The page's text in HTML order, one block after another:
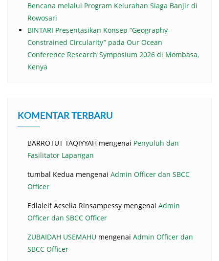
Bencana melalui Program Kelurahan Siaga Banjir di
Rowosari
BINTARI Presentasikan Konsep “Geography-
Constrained Circularity” pada Our Ocean
Conference Research Symposium 2026 di Mombasa,
Kenya
KOMENTAR TERBARU
BARROTUT TAQIYYAH mengenai Penyuluh dan
Fasilitator Lapangan
tumbal Kedua mengenai Admin Officer dan SBCC
Officer
Edlaleif Acselia Rinsampessy mengenai Admin
Officer dan SBCC Officer
ZUBAIDAH USEMAHU mengenai Admin Officer dan
SBCC Officer